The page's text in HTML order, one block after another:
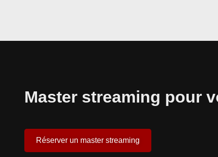
Master streaming pour
Réserver un master streaming